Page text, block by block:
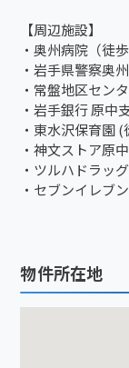
【周辺施設】
・奥州病院（徒
・岩手県警察奥
・常盤地区セン
・岩手銀行 原中
・東水沢保育園
・神文ストア原
・ツルハドラッ
・セブンイレブ
物件所在地